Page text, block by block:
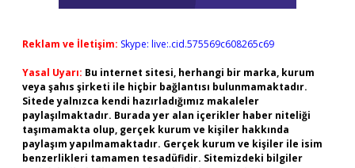
Reklam ve İletişim: Skype: live:.cid.575569c608265c69
Yasal Uyarı: Bu internet sitesi, herhangi bir marka, kurum
veya şahıs şirketi ile hiçbir bağlantısı bulunmamaktadır.
Sitede yalnızca kendi hazırladığımız makaleler
paylaşılmaktadır. Burada yer alan içerikler haber niteliği
taşımamakta olup, gerçek kurum ve kişiler hakkında
paylaşım yapılmamaktadır. Gerçek kurum ve kişiler ile isim
benzerlikleri tamamen tesadüfidir. Sitemizdeki bilgiler